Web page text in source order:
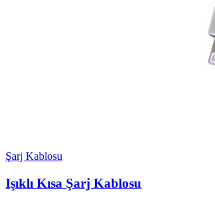
Şarj Kablosu
Işıklı Kısa Şarj Kablosu